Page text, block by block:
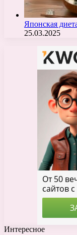
Японская
25.03.2025
Интересное